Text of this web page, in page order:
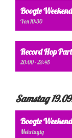
Boogie
Von 10:30
Record Hop
20:00 - 23:45
Samstag
Boogie
Mehrtägig